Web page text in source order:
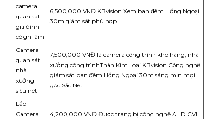
camera
quan sát
gia đình
có ghi âm
6,500,000 VNĐ KBvision Xem ban đêm Hồng Ngoại
30m giám sát phù hơp
Camera
quan sát
nhà
xưởng
siêu nét
7,500,000 VNĐ là camera công trình kho hàng, nhà
xưởng công trìnhThân Kim Loại KBvision Công nghệ
giám sát ban đêm Hồng Ngoại 30m sáng mịn mọi
góc Sắc Nét
Lắp
Camera
4,200,000 VNĐ Được trang bị công nghệ AHD CVI